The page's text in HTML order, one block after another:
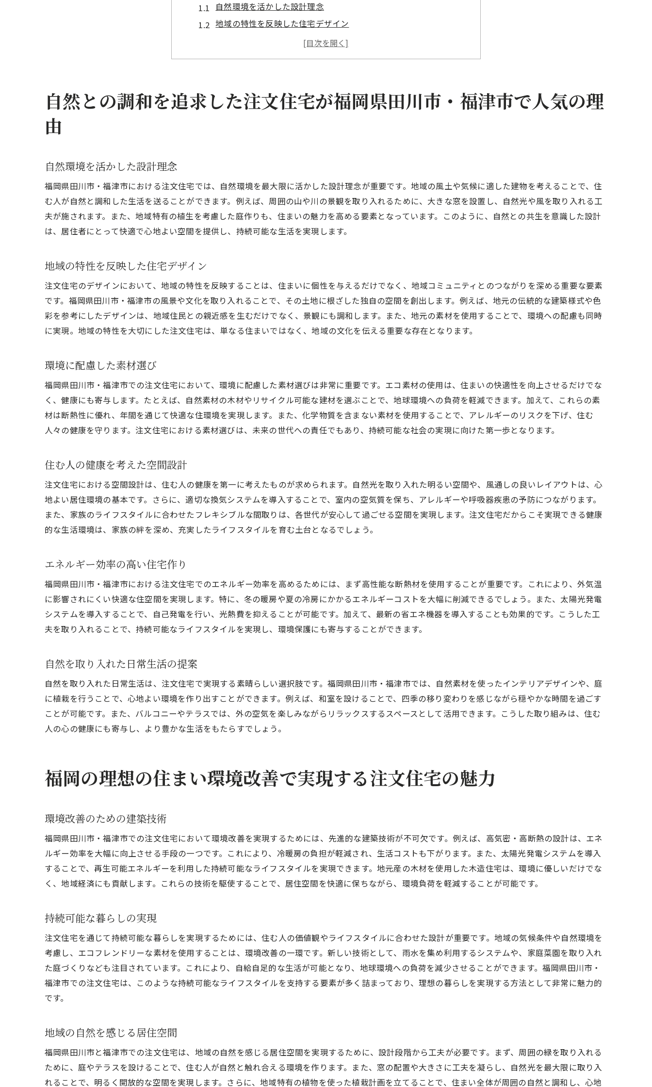
自然環境を活かした設計理念
地域の特性を反映した住宅デザイン
環境に配慮した素材選び
住む人の健康を考えた空間設計
自然を取り入れた日常生活の提案
福岡の理想の住まい環境改善で実現する注文住宅の魅力
住まいの環境負荷を軽減する方法
未来を見据えたエコフレンドリーな家
注文住宅で実現する快適な暮らし福岡県田川市と福津市の成功事例
地元の風景に溶け込む外観デザイン
ライフスタイルに合った住宅の選び方
福岡特有の気候を考慮した住まい作り
美しいデザインと機能性の融合
地域の文化を取り入れた家作り
デザインと環境性能のバランス
持続可能な住まいのデザイン
自然素材の選び方とその効果
持続可能な素材を使った住宅事例
自然素材がもたらす室内環境の向上
地域資源を活用した家作り
注文住宅で叶える自然との共生福岡県での新しい暮らしの形
自然との共生を意識した生活提案
環境に配慮した住宅設備の選択
自然に囲まれた暮らしのメリット
自然を取り入れた家族のライフスタイル
福岡県田川市・福津市注文住宅が提供する豊かな生活空間
住まいの快適さと豊かさの実現
住む人の個性を活かした空間作り
生活に潤いを与えるデザイン
最新の持続可能な建築技術
自然を活かす新しいデザインアイデア
地元の魅力を取り入れた家作り
住まいの未来を考えた設計
自然との調和を追求した注文住宅が福岡県田川市・福津市で人気の理
由
自然環境を活かした設計理念
福岡県田川市・福津市における注文住宅では、自然環境を最大限に活かした設計理念が重要です。地域の風土や気候に適した建物を考えることで、住
む人が自然と調和した生活を送ることができます。例えば、周囲の山や川の景観を取り入れるために、大きな窓を設置し、自然光や風を取り入れる工
夫が施されます。また、地域特有の植生を考慮した庭作りも、住まいの魅力を高める要素となっています。このように、自然との共生を意識した設計
は、居住者にとって快適で心地よい空間を提供し、持続可能な生活を実現します。
地域の特性を反映した住宅デザイン
注文住宅のデザインにおいて、地域の特性を反映することは、住まいに個性を与えるだけでなく、地域コミュニティとのつながりを深める重要な要素
です。福岡県田川市・福津市の風景や文化を取り入れることで、その土地に根ざした独自の空間を創出します。例えば、地元の伝統的な建築様式や色
彩を参考にしたデザインは、地域住民との親近感を生むだけでなく、景観にも調和します。また、地元の素材を使用することで、環境への配慮も同時
に実現。地域の特性を大切にした注文住宅は、単なる住まいではなく、地域の文化を伝える重要な存在となります。
環境に配慮した素材選び
福岡県田川市・福津市での注文住宅において、環境に配慮した素材選びは非常に重要です。エコ素材の使用は、住まいの快適性を向上させるだけでな
く、健康にも寄与します。たとえば、自然素材の木材やリサイクル可能な建材を選ぶことで、地球環境への負荷を軽減できます。加えて、これらの素
材は断熱性に優れ、年間を通じて快適な住環境を実現します。また、化学物質を含まない素材を使用することで、アレルギーのリスクを下げ、住む
人々の健康を守ります。注文住宅における素材選びは、未来の世代への責任でもあり、持続可能な社会の実現に向けた第一歩となります。
住む人の健康を考えた空間設計
注文住宅における空間設計は、住む人の健康を第一に考えたものが求められます。自然光を取り入れた明るい空間や、風通しの良いレイアウトは、心
地よい居住環境の基本です。さらに、適切な換気システムを導入することで、室内の空気質を保ち、アレルギーや呼吸器疾患の予防につながります。
また、家族のライフスタイルに合わせたフレキシブルな間取りは、各世代が安心して過ごせる空間を実現します。注文住宅だからこそ実現できる健康
的な生活環境は、家族の絆を深め、充実したライフスタイルを育む土台となるでしょう。
エネルギー効率の高い住宅作り
福岡県田川市・福津市における注文住宅でのエネルギー効率を高めるためには、まず高性能な断熱材を使用することが重要です。これにより、外気温
に影響されにくい快適な住空間を実現します。特に、冬の暖房や夏の冷房にかかるエネルギーコストを大幅に削減できるでしょう。また、太陽光発電
システムを導入することで、自己発電を行い、光熱費を抑えることが可能です。加えて、最新の省エネ機器を導入することも効果的です。こうした工
夫を取り入れることで、持続可能なライフスタイルを実現し、環境保護にも寄与することができます。
自然を取り入れた日常生活の提案
自然を取り入れた日常生活は、注文住宅で実現する素晴らしい選択肢です。福岡県田川市・福津市では、自然素材を使ったインテリアデザインや、庭
に植栽を行うことで、心地よい環境を作り出すことができます。例えば、和室を設けることで、四季の移り変わりを感じながら穏やかな時間を過ごす
ことが可能です。また、バルコニーやテラスでは、外の空気を楽しみながらリラックスするスペースとして活用できます。こうした取り組みは、住む
人の心の健康にも寄与し、より豊かな生活をもたらすでしょう。
福岡の理想の住まい環境改善で実現する注文住宅の魅力
環境改善のための建築技術
福岡県田川市・福津市での注文住宅において環境改善を実現するためには、先進的な建築技術が不可欠です。例えば、高気密・高断熱の設計は、エネ
ルギー効率を大幅に向上させる手段の一つです。これにより、冷暖房の負担が軽減され、生活コストも下がります。また、太陽光発電システムを導入
することで、再生可能エネルギーを利用した持続可能なライフスタイルを実現できます。地元産の木材を使用した木造住宅は、環境に優しいだけでな
く、地域経済にも貢献します。これらの技術を駆使することで、居住空間を快適に保ちながら、環境負荷を軽減することが可能です。
持続可能な暮らしの実現
注文住宅を通じて持続可能な暮らしを実現するためには、住む人の価値観やライフスタイルに合わせた設計が重要です。地域の気候条件や自然環境を
考慮し、エコフレンドリーな素材を使用することは、環境改善の一環です。新しい技術として、雨水を集め利用するシステムや、家庭菜園を取り入れ
た庭づくりなども注目されています。これにより、自給自足的な生活が可能となり、地球環境への負荷を減少させることができます。福岡県田川市・
福津市での注文住宅は、このような持続可能なライフスタイルを支持する要素が多く詰まっており、理想の暮らしを実現する方法として非常に魅力的
です。
地域の自然を感じる居住空間
福岡県田川市と福津市での注文住宅は、地域の自然を感じる居住空間を実現するために、設計段階から工夫が必要です。まず、周囲の緑を取り入れる
ために、庭やテラスを設けることで、住む人が自然と触れ合える環境を作ります。また、窓の配置や大きさに工夫を凝らし、自然光を最大限に取り入
れることで、明るく開放的な空間を実現します。さらに、地域特有の植物を使った植栽計画を立てることで、住まい全体が周囲の自然と調和し、心地